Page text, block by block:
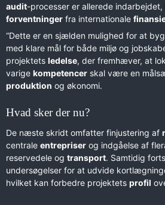
audit-processer er allerede
forventninger fra internationale
“Dette er en sjælden mulighed for at
med klare mål for både miljø og
projektets ledelse, der fremhæver, at
varige kompetencer skal være en
produktion og økonomi.
Hvad sker der nu?
De næste skridt omfatter finjustering af
centrale entrepriser og indgåelse af
reservedele og transport. Samtidig
undersøgelser for at udvide
hvilket kan forbedre projektets profil